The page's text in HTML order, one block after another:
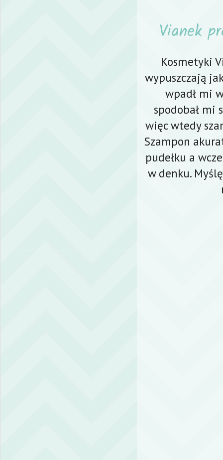
Vianek
Kosmetyki
wypuszczają
wpadł mi
spodobał mi
więc wtedy
Szampon
pudełku a
w denku.